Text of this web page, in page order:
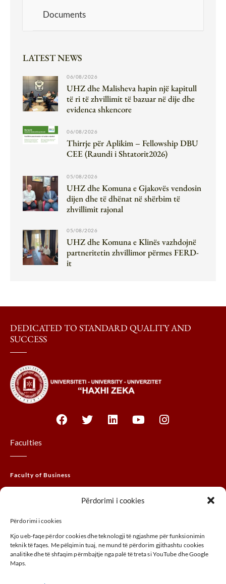
Përdorimi i cookies
Përdorimi i cookies
Kjo ueb-faqe përdor cookies dhe teknologji të ngjashme për funksionimin
teknik të faqes. Me pëlqimin tuaj, ne mund të përdorim gjithashtu cookies
analitike dhe të shfaqim përmbajtje nga palë të treta si YouTube dhe Google
Maps.
Documents
LATEST NEWS
06/08/2026
UHZ dhe Malisheva hapin një kapitull
të ri të zhvillimit të bazuar në dije dhe
evidenca shkencore
06/08/2026
Thirrje për Aplikim – Fellowship DBU
CEE (Raundi i Shtatorit2026)
05/08/2026
UHZ dhe Komuna e Gjakovës vendosin
dijen dhe të dhënat në shërbim të
zhvillimit rajonal
05/08/2026
UHZ dhe Komuna e Klinës vazhdojnë
partneritetin zhvillimor përmes FERD-
it
DEDICATED TO STANDARD QUALITY AND
SUCCESS
Faculties
Faculty of Business
Faculty of Arts
ADDRESS